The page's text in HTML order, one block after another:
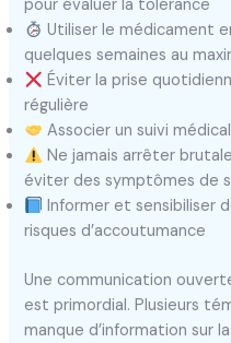
pour évaluer la tolérance
Utiliser le médicament
quelques semaines au
Éviter la prise
régulière
Associer un suivi
Ne jamais arrêter
éviter des symptômes de
Informer et sensibiliser
risques d’accoutumance
Une communication
est primordial. Plusieurs
manque d’information sur